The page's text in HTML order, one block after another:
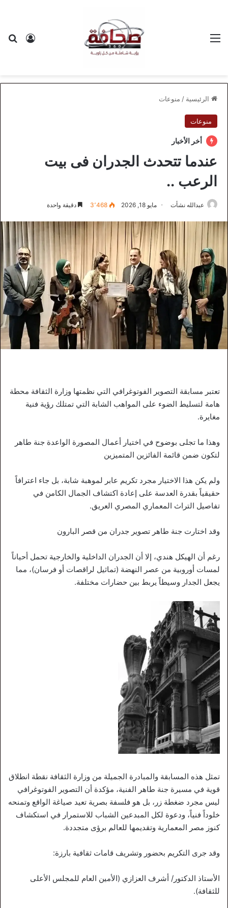
الرئيسية / منوعات
منوعات
أخر الأخبار
عندما تتحدث الجدران فى بيت
الرعب ..
عبدالله نشأت مايو 18, 2026 3٬468 دقيقة واحدة
تعتبر مسابقة التصوير الفوتوغرافي التي نظمتها وزارة الثقافة محطة
هامة لتسليط الضوء على المواهب الشابة التي تمتلك رؤية فنية
مغايرة.
وهذا ما تجلى بوضوح في اختيار أعمال المصورة الواعدة جنة طاهر
لتكون ضمن قائمة الفائزين المتميزين
ولم يكن هذا الاختيار مجرد تكريم عابر لموهبة شابة، بل جاء اعترافاً
حقيقياً بقدرة العدسة على إعادة اكتشاف الجمال الكامن في
تفاصيل التراث المعماري المصري العريق.
وقد اختارت جنة طاهر تصوير جدران من قصر البارون
رغم أن الهيكل هندي، إلا أن الجدران الداخلية والخارجية تحمل أحياناً
لمسات أوروبية من عصر النهضة (تماثيل لراقصات أو فرسان)، مما
يجعل الجدار وسيطاً يربط بين حضارات مختلفة.
تمثل هذه المسابقة والمبادرة الجميلة من وزارة الثقافة نقطة انطلاق
قوية في مسيرة جنة طاهر الفنية، مؤكدة أن التصوير الفوتوغرافي
ليس مجرد ضغطة زر، بل هو فلسفة بصرية تعيد صياغة الواقع وتمنحه
خلوداً فنياً، ودعوة لكل المبدعين الشباب للاستمرار في استكشاف
كنوز مصر المعمارية وتقديمها للعالم برؤى متجددة.
وقد جرى التكريم بحضور وتشريف قامات ثقافية بارزة:
الأستاذ الدكتور/ أشرف العزازي (الأمين العام للمجلس الأعلى
للثقافة).